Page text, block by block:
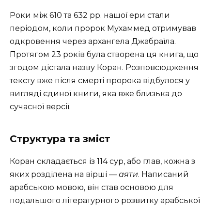
Роки між 610 та 632 рр. нашої ери стали
періодом, коли пророк Мухаммед отримував
одкровення через архангела Джабраїла.
Протягом 23 років була створена ця книга, що
згодом дістала назву Коран. Розповсюдження
тексту вже після смерті пророка відбулося у
вигляді єдиної книги, яка вже близька до
сучасної версії.
Структура та зміст
Коран складається із 114 сур, або глав, кожна з
яких розділена на вірші — аяти. Написаний
арабською мовою, він став основою для
подальшого літературного розвитку арабської